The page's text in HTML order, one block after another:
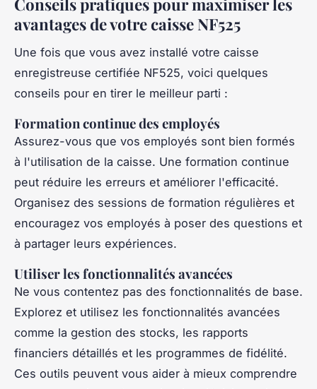
avantages de votre caisse NF525
Une fois que vous avez installé votre caisse
enregistreuse certifiée NF525, voici quelques
conseils pour en tirer le meilleur parti :
Formation continue des employés
Assurez-vous que vos employés sont bien formés
à l'utilisation de la caisse. Une formation continue
peut réduire les erreurs et améliorer l'efficacité.
Organisez des sessions de formation régulières et
encouragez vos employés à poser des questions et
à partager leurs expériences.
Utiliser les fonctionnalités avancées
Ne vous contentez pas des fonctionnalités de base.
Explorez et utilisez les fonctionnalités avancées
comme la gestion des stocks, les rapports
financiers détaillés et les programmes de fidélité.
Ces outils peuvent vous aider à mieux comprendre